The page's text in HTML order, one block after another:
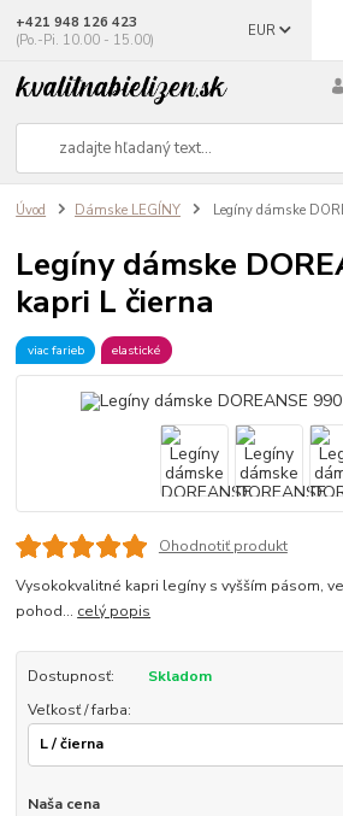
EUR
+421 948 126 423
(Po.-Pi. 10.00 - 15.00)
Úvod Dámske LEGÍNY Legíny dámske
Legíny dámske
kapri L čierna
viac farieb elastické
Ohodnotiť produkt
Vysokokvalitné kapri legíny s vyšším pásom,
pohod... celý popis
Dostupnosť:
Skladom
Veľkosť / farba:
Naša cena